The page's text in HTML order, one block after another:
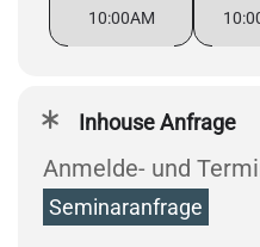
10:00AM
Inhouse Anfrage
Anmelde- und
Seminaranfrage